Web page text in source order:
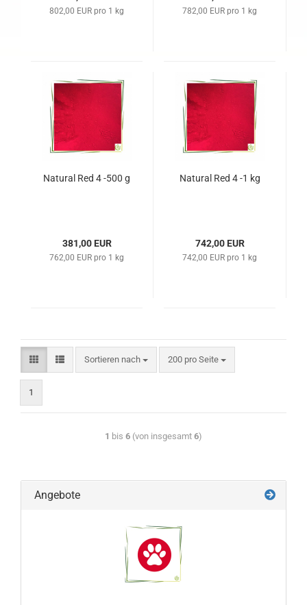
802,00 EUR pro 1 kg 782,00 EUR pro 1 kg
Natural Red 4 -500 g
381,00 EUR
762,00 EUR pro 1 kg
Natural Red 4 -1 kg
742,00 EUR
742,00 EUR pro 1 kg
Sortieren nach 200 pro Seite
1
1 bis 6 (von insgesamt 6)
Angebote